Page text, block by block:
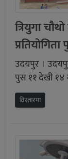
त्रियुगा
उदयपुर ।
पुस ११ देखी १४
विस्तारमा